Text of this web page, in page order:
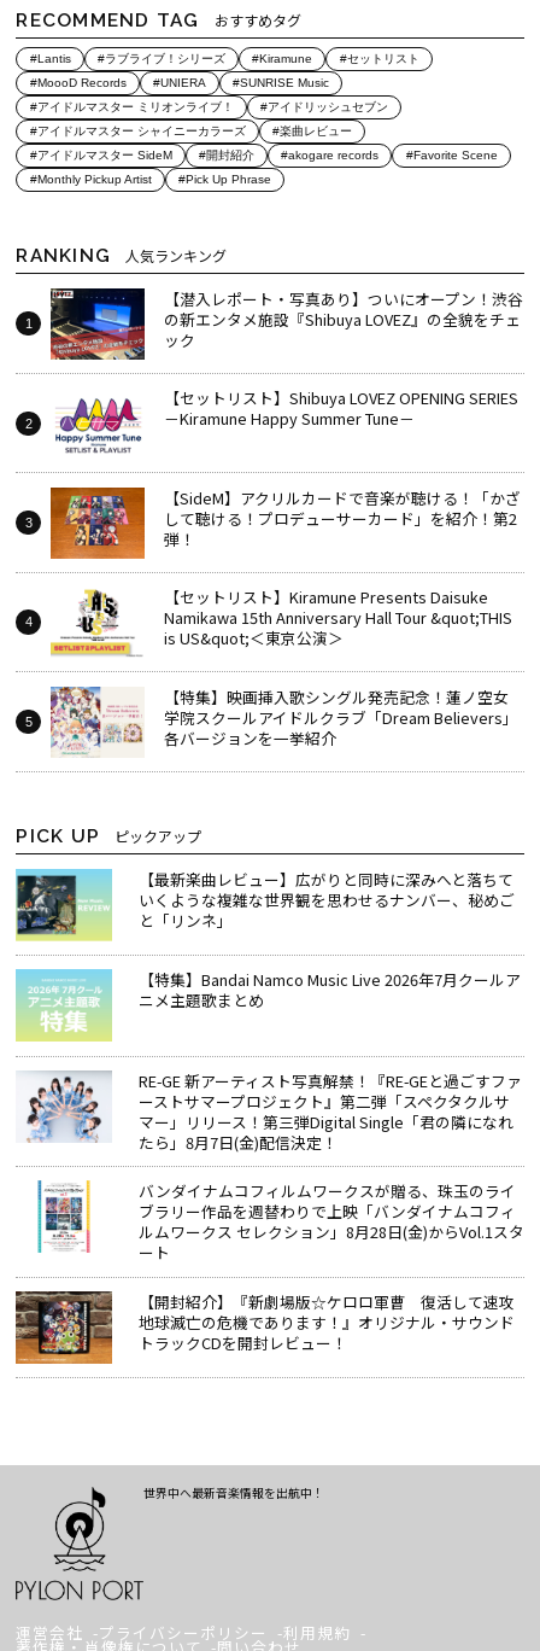
RECOMMEND TAG おすすめタグ
#Lantis #ラブライブ！シリーズ #Kiramune
#セットリスト
#MoooD Records
#UNIERA
#SUNRISE Music
#アイドルマスター ミリオンライブ！
#アイドリッシュセブン
#アイドルマスター シャイニーカラーズ
#楽曲レビュー
#アイドルマスター SideM
#開封紹介 #akogare records
#Favorite Scene
#Monthly Pickup Artist
#Pick Up Phrase
RANKING 人気ランキング
【潜入レポート・写真あり】ついにオープン！渋谷
の新エンタメ施設『Shibuya LOVEZ』の全貌をチェ
ック
【セットリスト】Shibuya LOVEZ OPENING SERIES
－Kiramune Happy Summer Tune－
【SideM】アクリルカードで音楽が聴ける！「かざ
して聴ける！プロデューサーカード」を紹介！第2
弾！
【セットリスト】Kiramune Presents Daisuke
Namikawa 15th Anniversary Hall Tour &quot;THIS
is US&quot;＜東京公演＞
【特集】映画挿入歌シングル発売記念！蓮ノ空女
学院スクールアイドルクラブ「Dream Believers」
各バージョンを一挙紹介
PICK UP ピックアップ
【最新楽曲レビュー】広がりと同時に深みへと落ちて
いくような複雑な世界観を思わせるナンバー、秘めご
と「リンネ」
【特集】Bandai Namco Music Live 2026年7月クールア
ニメ主題歌まとめ
RE-GE 新アーティスト写真解禁！『RE-GEと過ごすファ
ーストサマープロジェクト』第二弾「スペクタクルサ
マー」リリース！第三弾Digital Single「君の隣になれ
たら」8月7日(金)配信決定！
バンダイナムコフィルムワークスが贈る、珠玉のライ
ブラリー作品を週替わりで上映「バンダイナムコフィ
ルムワークス セレクション」8月28日(金)からVol.1スタ
ート
【開封紹介】『新劇場版☆ケロロ軍曹 復活して速攻
地球滅亡の危機であります！』オリジナル・サウンド
トラックCDを開封レビュー！
世界中へ最新音楽情報を出航中！
運営会社 プライバシーポリシー 利用規約